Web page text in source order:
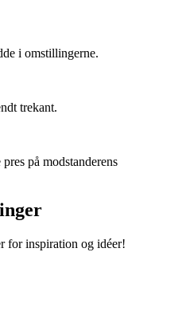
i omstillingerne.
trekant.
på modstanderens
for inspiration og idéer!